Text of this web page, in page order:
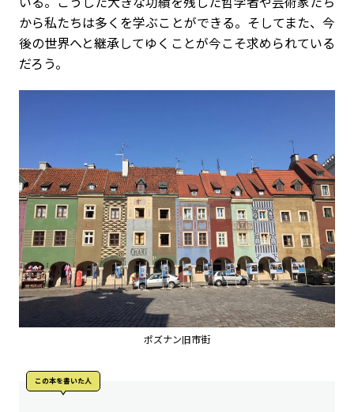
から私たちは多くを学ぶことができる。そしてまた、今
後の世界へと継承してゆくことが今こそ求められている
だろう。
ポズナン旧市街
この本を書いた人